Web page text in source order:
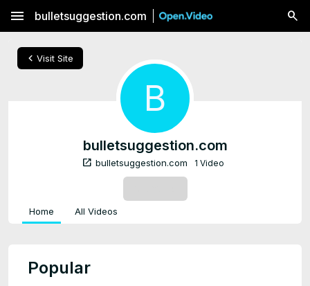
menu bulletsuggestion.com
chevron_left Visit Site
B
bulletsuggestion.com
open_in_new bulletsuggestion.com 1 Video
Home All Videos
Popular